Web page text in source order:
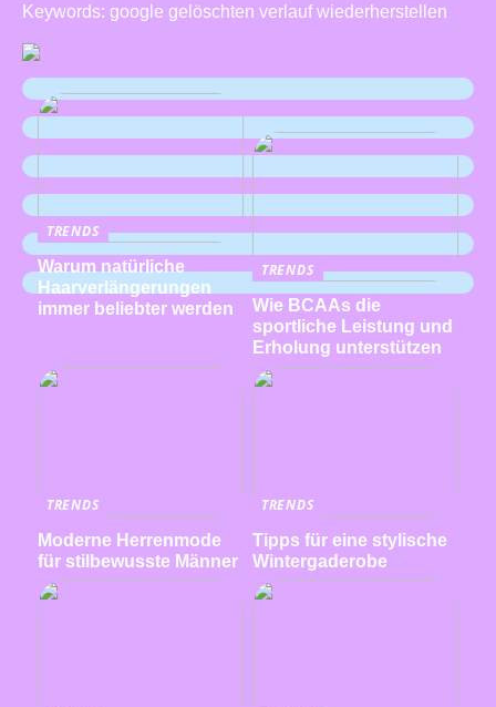
Keywords: google gelöschten verlauf wiederherstellen
TRENDS
Warum natürliche
Haarverlängerungen
immer beliebter werden
TRENDS
Wie BCAAs die
sportliche Leistung und
Erholung unterstützen
TRENDS
Moderne Herrenmode
für stilbewusste Männer
TRENDS
Tipps für eine stylische
Wintergaderobe